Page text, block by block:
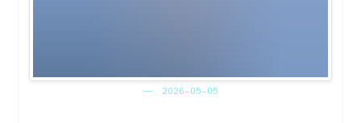
2026-05-05